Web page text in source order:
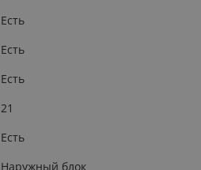
Есть
Есть
Есть
21
Есть
Наружный блок